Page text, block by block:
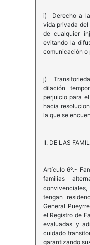
i) Derecho a la
vida privada del
de cualquier
evitando la
comunicación o
j)
dilación
perjuicio para
hacia
la que se
II. DE LAS
Artículo 6º.-
familias
tengan
General
el Registro de
evaluadas y
cuidado
garantizando